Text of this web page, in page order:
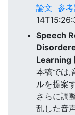
論文 参考
Speech
Learning
本稿では,
ルを提案
さらに調
乱した音